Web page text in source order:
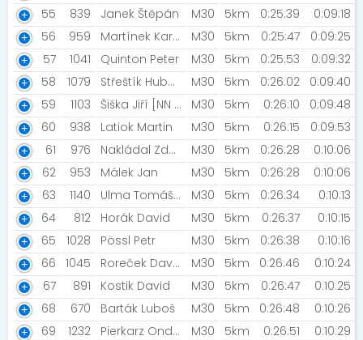
55
839 Janek Štěpán M30 5km 0:25:39
0:09:18
56
959 Martínek Karel M30 5km 0:25:47
0:09:25
57
1041 Quinton Peter M30 5km 0:25:53
0:09:32
58
1079 Střeštík Hubert M30 5km 0:26:02
0:09:40
59
1103 Šiška Jiří [NN Night Run Team] M30 5km 0:26:10
0:09:48
60
938 Latiok Martin M30 5km 0:26:15
0:09:53
61
976 Nakládal Zdeněk M30 5km 0:26:28
0:10:06
62
953 Málek Jan M30 5km 0:26:28
0:10:06
63
1140 Ulma Tomáš [Jednotlivec ] M30 5km 0:26:34
0:10:13
64
812 Horák David M30 5km 0:26:37
0:10:15
65
1028 Pössl Petr M30 5km 0:26:38
0:10:16
66
1045 Roreček David M30 5km 0:26:46
0:10:24
67
891 Kostik David M30 5km 0:26:47
0:10:25
68
670 Barták Luboš M30 5km 0:26:48
0:10:26
69
1232 Pierkarz Ondřej M30 5km 0:26:51
0:10:29